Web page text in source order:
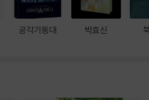
공각기동대 박효신